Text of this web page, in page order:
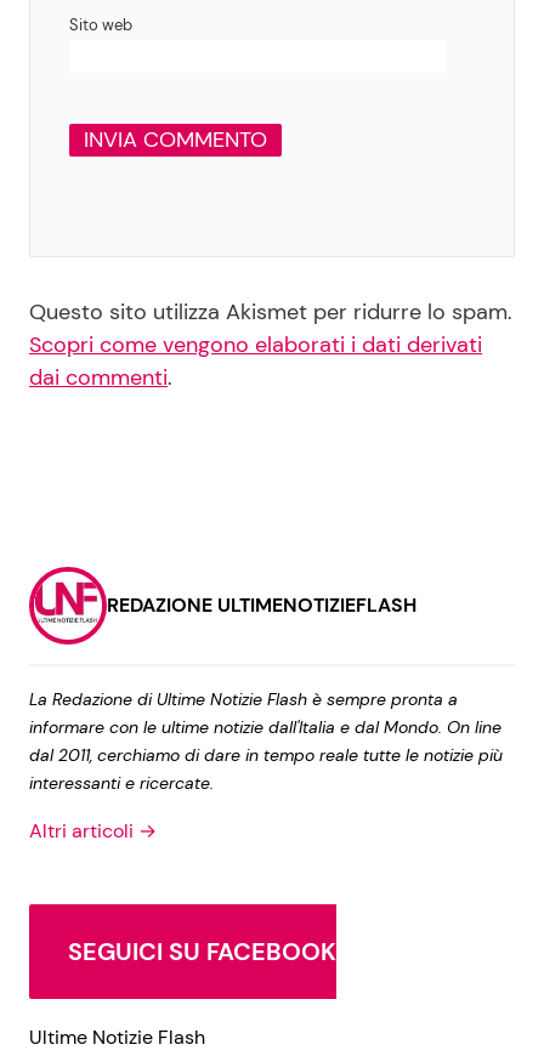
Sito web
Questo sito utilizza Akismet per ridurre lo spam.
Scopri come vengono elaborati i dati derivati
dai commenti.
REDAZIONE ULTIMENOTIZIEFLASH
La Redazione di Ultime Notizie Flash è sempre pronta a
informare con le ultime notizie dall'Italia e dal Mondo. On line
dal 2011, cerchiamo di dare in tempo reale tutte le notizie più
interessanti e ricercate.
Altri articoli →
SEGUICI SU FACEBOOK
Ultime Notizie Flash